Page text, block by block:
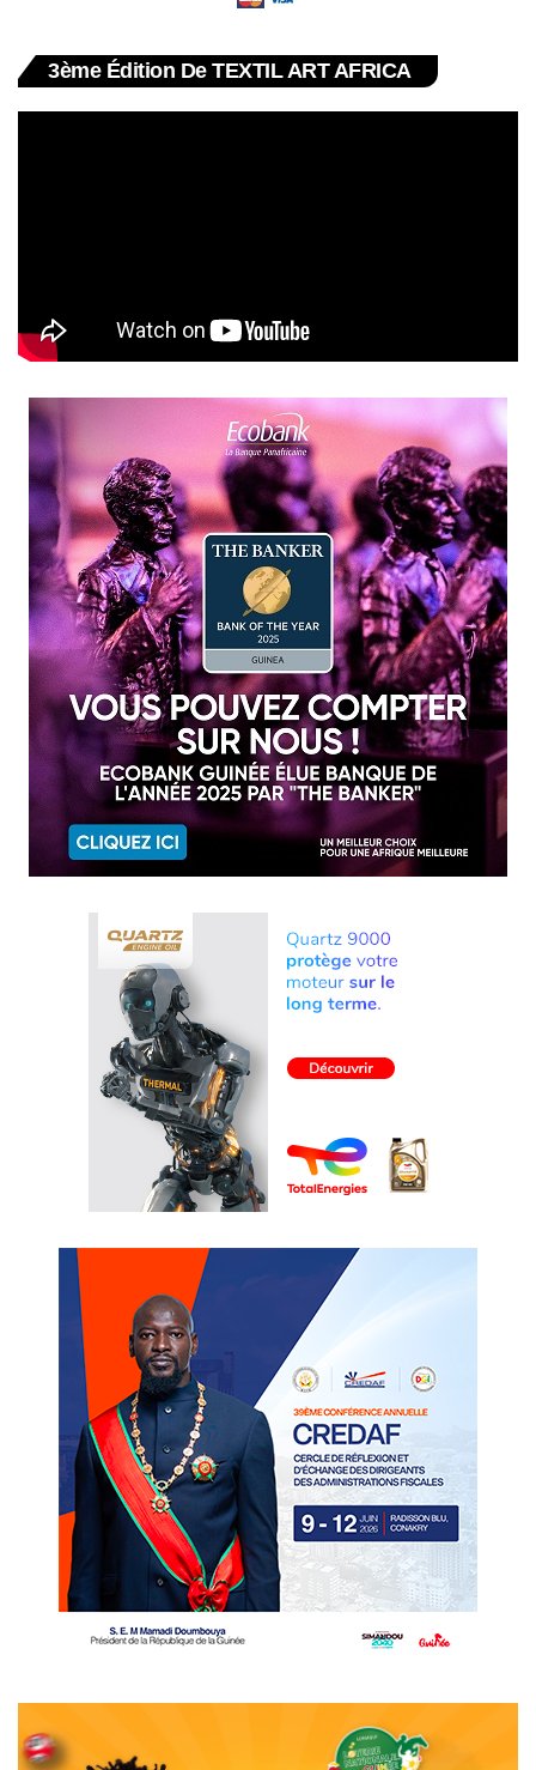
3ème Édition De TEXTIL ART AFRICA